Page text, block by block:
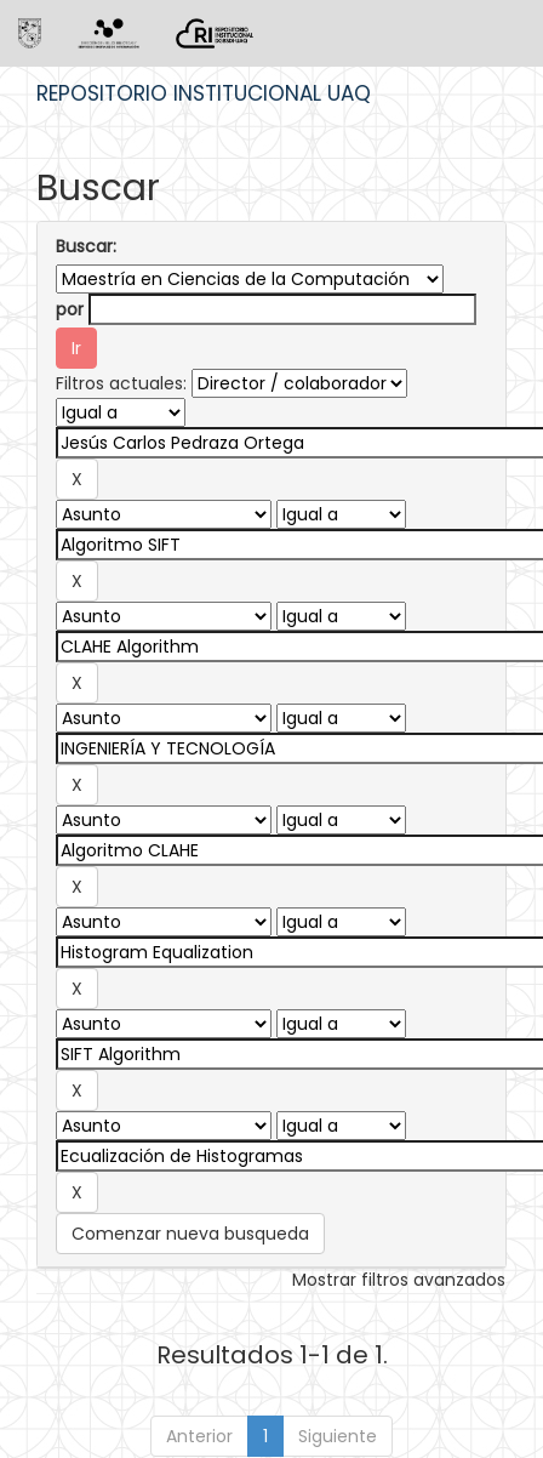
REPOSITORIO INSTITUCIONAL UAQ
Buscar
Buscar:
por
Filtros actuales:
Comenzar nueva busqueda
Mostrar filtros avanzados
Resultados 1-1 de 1.
Anterior 1 Siguiente